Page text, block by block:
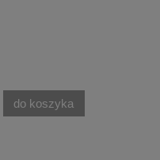
do koszyka